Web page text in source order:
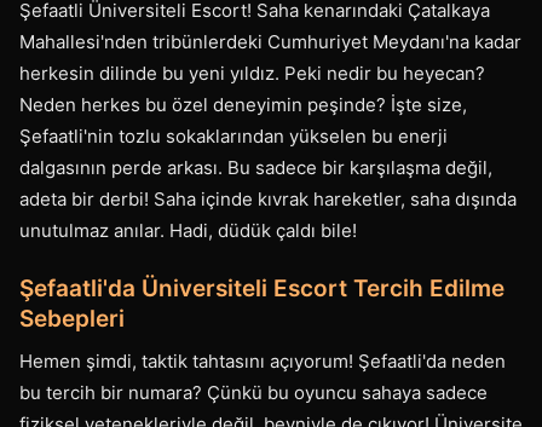
Şefaatli Üniversiteli Escort! Saha kenarındaki Çatalkaya
Mahallesi'nden tribünlerdeki Cumhuriyet Meydanı'na kadar
herkesin dilinde bu yeni yıldız. Peki nedir bu heyecan?
Neden herkes bu özel deneyimin peşinde? İşte size,
Şefaatli'nin tozlu sokaklarından yükselen bu enerji
dalgasının perde arkası. Bu sadece bir karşılaşma değil,
adeta bir derbi! Saha içinde kıvrak hareketler, saha dışında
unutulmaz anılar. Hadi, düdük çaldı bile!
Şefaatli'da Üniversiteli Escort Tercih Edilme
Sebepleri
Hemen şimdi, taktik tahtasını açıyorum! Şefaatli'da neden
bu tercih bir numara? Çünkü bu oyuncu sahaya sadece